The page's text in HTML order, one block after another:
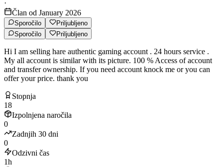
·
Član od January 2026
Sporočilo
Priljubljeno
Sporočilo
Priljubljeno
Hi I am selling hare authentic gaming account . 24 hours service .
My all account is similar with its picture. 100 % Access of account
and transfer ownership. If you need account knock me or you can
offer your price. thank you
Stopnja
18
Izpolnjena naročila
0
Zadnjih 30 dni
0
Odzivni čas
1h